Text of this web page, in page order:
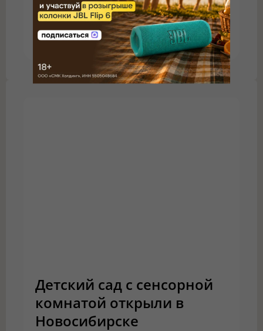
Детский сад с сенсорной
комнатой открыли в
Новосибирске